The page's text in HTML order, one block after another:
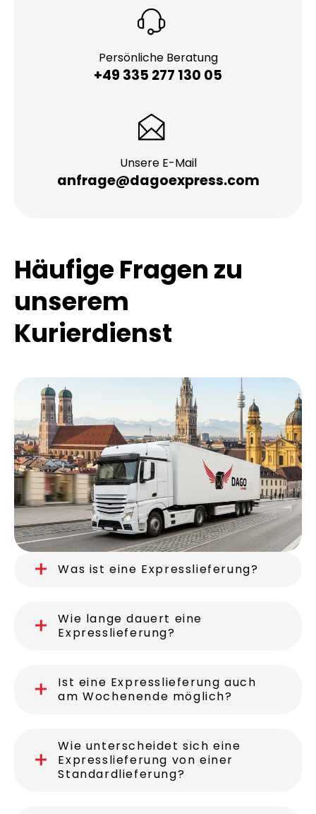
Persönliche Beratung
+49 335 277 130 05
Unsere E-Mail
anfrage@dagoexpress.com
Häufige Fragen zu
unserem
Kurierdienst
Was ist eine Expresslieferung?
Wie lange dauert eine
Expresslieferung?
Ist eine Expresslieferung auch
am Wochenende möglich?
Wie unterscheidet sich eine
Expresslieferung von einer
Standardlieferung?